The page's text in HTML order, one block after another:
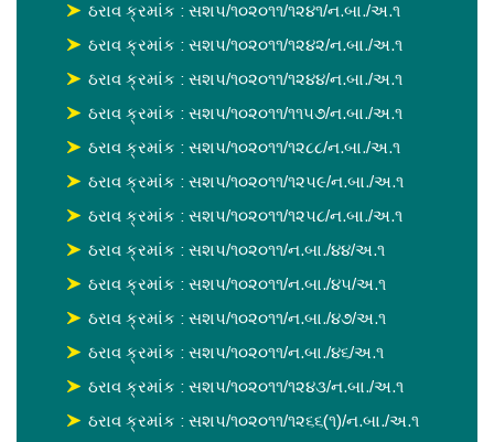
ઠરાવ ક્રમાંક : સશપ/૧૦૨૦૧૧/૧૨૪૧/ન.બા./અ.૧
ઠરાવ ક્રમાંક : સશપ/૧૦૨૦૧૧/૧૨૪૨/ન.બા./અ.૧
ઠરાવ ક્રમાંક : સશપ/૧૦૨૦૧૧/૧૨૪૪/ન.બા./અ.૧
ઠરાવ ક્રમાંક : સશપ/૧૦૨૦૧૧/૧૧૫૭/ન.બા./અ.૧
ઠરાવ ક્રમાંક : સશપ/૧૦૨૦૧૧/૧૨૮૮/ન.બા./અ.૧
ઠરાવ ક્રમાંક : સશપ/૧૦૨૦૧૧/૧૨૫૯/ન.બા./અ.૧
ઠરાવ ક્રમાંક : સશપ/૧૦૨૦૧૧/૧૨૫૮/ન.બા./અ.૧
ઠરાવ ક્રમાંક : સશપ/૧૦૨૦૧૧/ન.બા./૪૪/અ.૧
ઠરાવ ક્રમાંક : સશપ/૧૦૨૦૧૧/ન.બા./૪૫/અ.૧
ઠરાવ ક્રમાંક : સશપ/૧૦૨૦૧૧/ન.બા./૪૭/અ.૧
ઠરાવ ક્રમાંક : સશપ/૧૦૨૦૧૧/ન.બા./૪૬/અ.૧
ઠરાવ ક્રમાંક : સશપ/૧૦૨૦૧૧/૧૨૪૩/ન.બા./અ.૧
ઠરાવ ક્રમાંક : સશપ/૧૦૨૦૧૧/૧૨૬૬(૧)/ન.બા./અ.૧